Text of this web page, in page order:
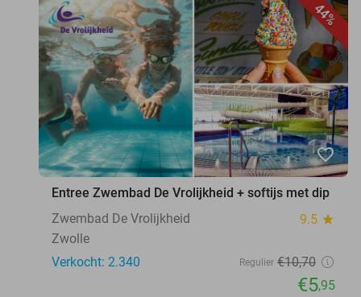
44%
favorite_border
Entree Zwembad De Vrolijkheid + softijs met dip
Zwembad De Vrolijkheid
9.5 star
Zwolle
Verkocht: 2.340
Regulier €10,70
€5,95